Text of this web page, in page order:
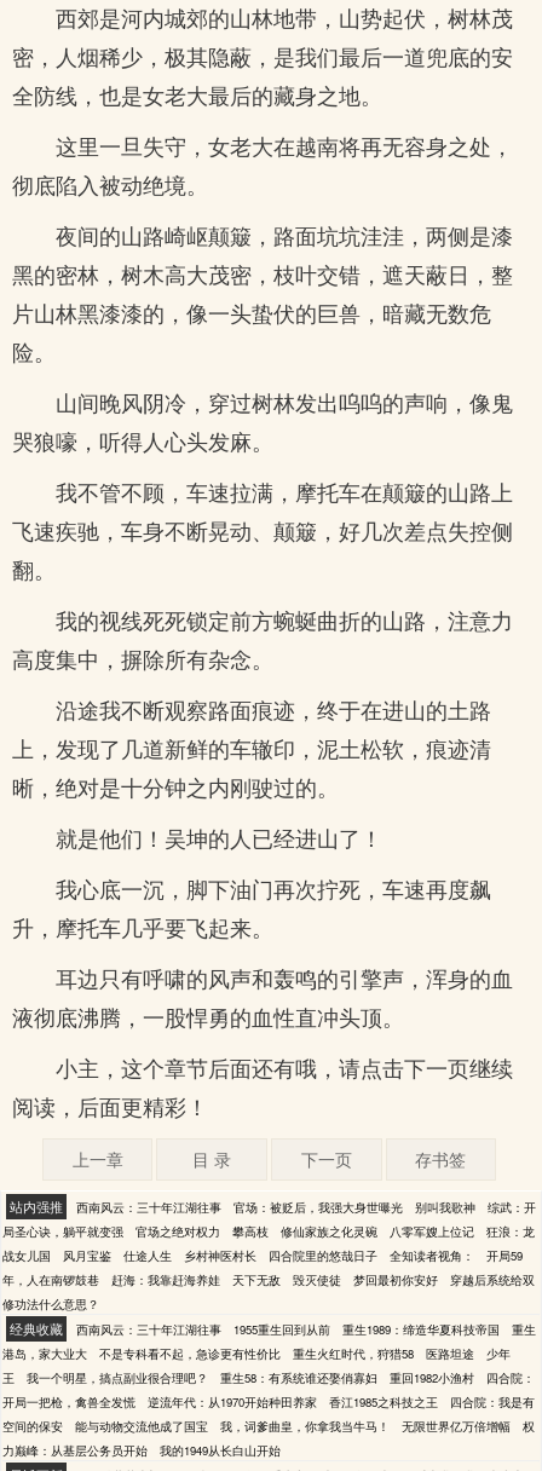
西郊是河内城郊的山林地带，山势起伏，树林茂
密，人烟稀少，极其隐蔽，是我们最后一道兜底的安
全防线，也是女老大最后的藏身之地。
这里一旦失守，女老大在越南将再无容身之处，
彻底陷入被动绝境。
夜间的山路崎岖颠簸，路面坑坑洼洼，两侧是漆
黑的密林，树木高大茂密，枝叶交错，遮天蔽日，整
片山林黑漆漆的，像一头蛰伏的巨兽，暗藏无数危
险。
山间晚风阴冷，穿过树林发出呜呜的声响，像鬼
哭狼嚎，听得人心头发麻。
我不管不顾，车速拉满，摩托车在颠簸的山路上
飞速疾驰，车身不断晃动、颠簸，好几次差点失控侧
翻。
我的视线死死锁定前方蜿蜒曲折的山路，注意力
高度集中，摒除所有杂念。
沿途我不断观察路面痕迹，终于在进山的土路
上，发现了几道新鲜的车辙印，泥土松软，痕迹清
晰，绝对是十分钟之内刚驶过的。
就是他们！吴坤的人已经进山了！
我心底一沉，脚下油门再次拧死，车速再度飙
升，摩托车几乎要飞起来。
耳边只有呼啸的风声和轰鸣的引擎声，浑身的血
液彻底沸腾，一股悍勇的血性直冲头顶。
小主，这个章节后面还有哦，请点击下一页继续
阅读，后面更精彩！
上一章 目 录 下一页 存书签
站内强推 西南风云：三十年江湖往事 官场：被贬后，我强大身世曝光 别叫我歌神
综武：开
局圣心诀，躺平就变强
官场之绝对权力 攀高枝 修仙家族之化灵碗 八零军嫂上位记
狂浪：龙
战女儿国
风月宝鉴 仕途人生 乡村神医村长 四合院里的悠哉日子 全知读者视角：
开局59
年，人在南锣鼓巷
赶海：我靠赶海养娃 天下无敌 毁灭使徒 梦回最初你安好
穿越后系统给双
修功法什么意思？
经典收藏 西南风云：三十年江湖往事 1955重生回到从前 重生1989：缔造华夏科技帝国
重生
港岛，家大业大
不是专科看不起，急诊更有性价比 重生火红时代，狩猎58 医路坦途
少年
王
我一个明星，搞点副业很合理吧？ 重生58：有系统谁还娶俏寡妇 重回1982小渔村
四合院：
开局一把枪，禽兽全发慌
逆流年代：从1970开始种田养家 香江1985之科技之王
四合院：我是有
空间的保安
能与动物交流他成了国宝 我，词爹曲皇，你拿我当牛马！ 无限世界亿万倍增幅
权
力巅峰：从基层公务员开始
我的1949从长白山开始